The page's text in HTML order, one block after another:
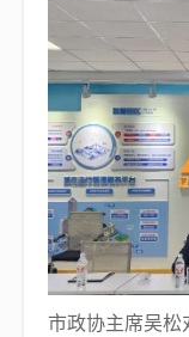
市政协主席吴松